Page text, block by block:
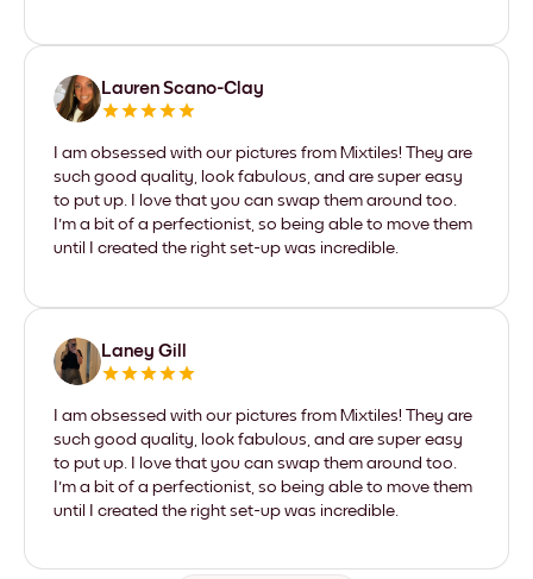
Lauren Scano-Clay
I am obsessed with our pictures from Mixtiles! They are
such good quality, look fabulous, and are super easy
to put up. I love that you can swap them around too.
I'm a bit of a perfectionist, so being able to move them
until I created the right set-up was incredible.
Laney Gill
I am obsessed with our pictures from Mixtiles! They are
such good quality, look fabulous, and are super easy
to put up. I love that you can swap them around too.
I'm a bit of a perfectionist, so being able to move them
until I created the right set-up was incredible.